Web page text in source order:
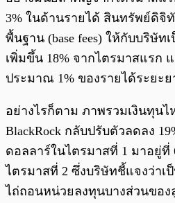
3% ในด้านรายได้ สินทรัพย์ดิจิ
พื้นฐาน (base fees) ให้กับบริษัท
เพิ่มขึ้น 18% จากไตรมาสแรก
ประมาณ 1% ของรายได้ระยะ
อย่างไรก็ตาม ภาพรวมเงินทุน
BlackRock กลับปรับตัวลดลง
ดอลลาร์ในไตรมาสที่ 1 มาอยู่ที่
ไตรมาสที่ 2 ซึ่งบริษัทชี้แจงว่าเ
ไถ่ถอนหน่วยลงทุนบางส่วนขอ